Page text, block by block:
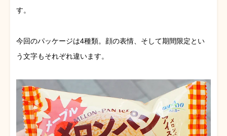
す。
今回のパッケージは4種類。顔の表情、そして期間限定とい
う文字もそれぞれ違います。